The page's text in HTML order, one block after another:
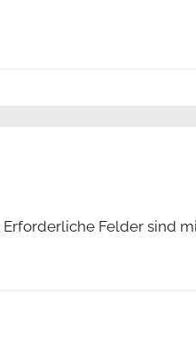
Erforderliche Felder sind